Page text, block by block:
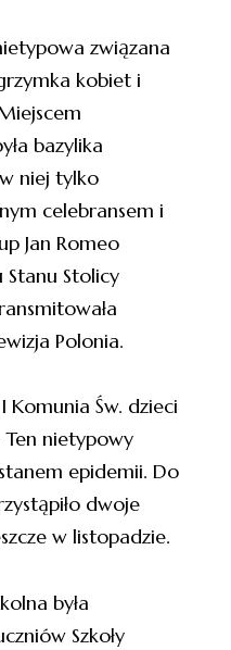
związana
kobiet i
bazylika
niej tylko
celebransem i
Jan Romeo
Stanu Stolicy
Polonia.
Komunia Św. dzieci
nietypowy
epidemii. Do
dwoje
w listopadzie.
była
Szkoły